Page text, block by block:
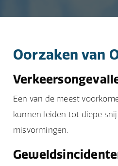
Oorzaken van
Een van de meest
kunnen leiden tot diepe
misvormingen.